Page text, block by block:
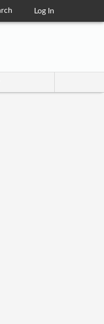
Log In